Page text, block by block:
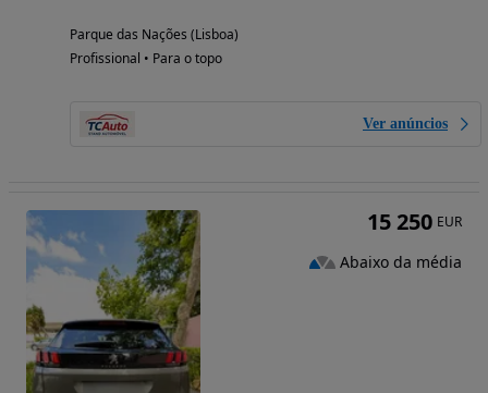
Parque das Nações (Lisboa)
Profissional • Para o topo
Ver anúncios
15 250 EUR
Abaixo da média